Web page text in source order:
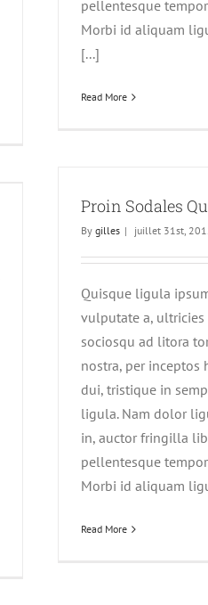
pellentesque
Morbi id aliquam
[...]
Read More
Proin Sodales
By gilles | juillet 31st,
Quisque ligula
vulputate a, ultricies
sociosqu ad litora
nostra, per inceptos
dui, tristique in
ligula. Nam dolor
in, auctor fringilla
pellentesque
Morbi id aliquam
Read More